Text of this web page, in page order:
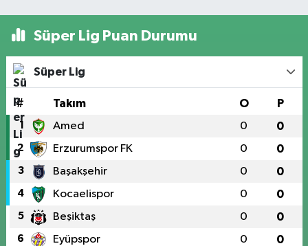
Süper Lig Puan Durumu
Süper Lig
# Takım O P
1 Amed 0 0
2 Erzurumspor FK 0 0
3 Başakşehir 0 0
4 Kocaelispor 0 0
5 Beşiktaş 0 0
6 Eyüpspor 0 0